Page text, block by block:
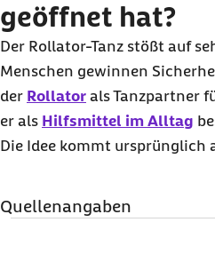
geöffnet hat?
Der Rollator-Tanz stößt auf
Menschen gewinnen
der Rollator als Tanzpartner
er als Hilfsmittel im Alltag
Die Idee kommt ursprünglich
Quellenangaben